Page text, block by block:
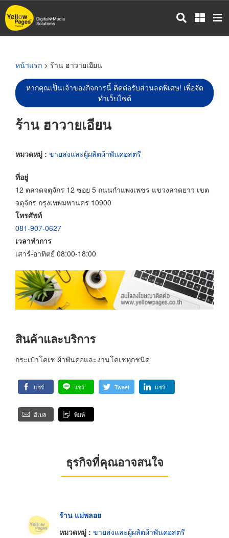
ข้าม
ไป
หน้าแรก > ร้าน ฮาวายเอียน
หากคุณเป็นเจ้าของกิจการนี้ ติดต่อรับส่วนลดพิเศษ! เพื่อจัด
ทำเว็บไซต์
ร้าน ฮาวายเอียน
หมวดหมู่ : ขายส่งและผู้ผลิตผ้าพันคอสตรี
ที่อยู่
12 ตลาดจตุจักร 12 ซอย 5 ถนนกำแพงเพชร แขวงลาดยาว เขต
จตุจักร กรุงเทพมหานคร 10900
โทรศัพท์
081-907-0627
เวลาทำการ
เสาร์-อาทิตย์ 08:00-18:00
สินค้าและบริการ
กระเป๋าโคเช ผ้าพันคอและงานโคเชทุกชนิด
แชร์ แชร์ Tweet แชร์
อีเมล พิมพ์
ธุรกิจที่คุณอาจสนใจ
ร้าน แม่พลอย
หมวดหมู่ : ขายส่งและผู้ผลิตผ้าพันคอสตรี